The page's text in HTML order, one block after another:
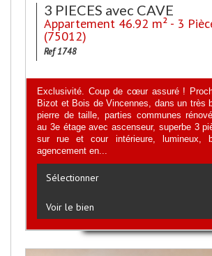
3 PIECES avec CAVE
Appartement 46.92 m² - 3
(75012)
Ref 1748
Exclusivité. Coup de cœur assuré !
Bizot et Bois de Vincennes, dans un très
pierre de taille, parties communes
au 3e étage avec ascenseur, superbe 3
sur rue et cour intérieure, lumineux,
agencement en...
Sélectionner
Voir le bien